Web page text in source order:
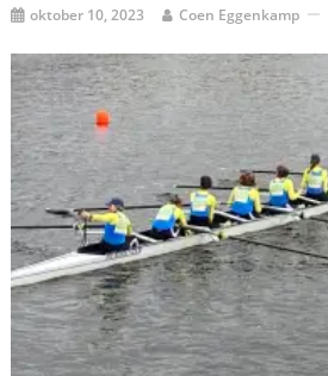
oktober 10, 2023 Coen Eggenkamp